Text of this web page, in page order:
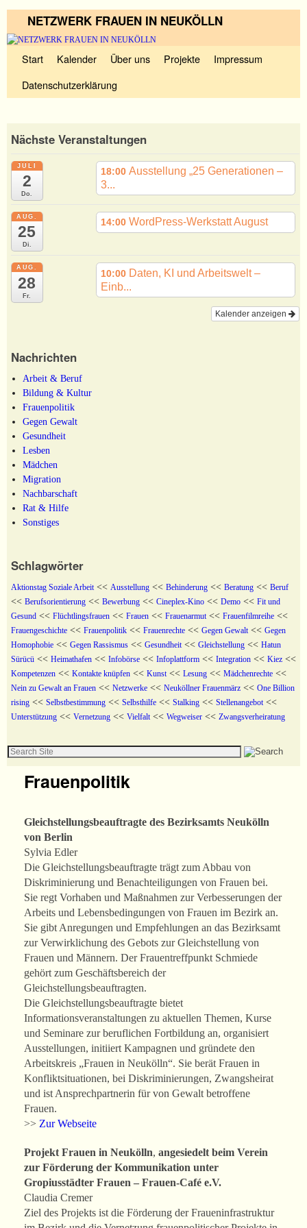
NETZWERK FRAUEN IN NEUKÖLLN
Zum sekundären Inhalt wechseln
Start Kalender Über uns Projekte
Impressum
Datenschutzerklärung
Nächste Veranstaltungen
JULI
2
Do.
18:00 Ausstellung „25 Generationen –
3...
AUG.
25
Di.
14:00 WordPress-Werkstatt August
AUG.
28
Fr.
10:00 Daten, KI und Arbeitswelt –
Einb...
Kalender anzeigen
Nachrichten
Arbeit & Beruf
Bildung & Kultur
Frauenpolitik
Gegen Gewalt
Gesundheit
Lesben
Mädchen
Migration
Nachbarschaft
Rat & Hilfe
Sonstiges
Schlagwörter
Aktionstag Soziale Arbeit<< Ausstellung << Behinderung << Beratung << Beruf
<< Berufsorientierung << Bewerbung << Cineplex-Kino << Demo << Fit und
Gesund << Flüchtlingsfrauen << Frauen << Frauenarmut<< Frauenfilmreihe <<
Frauengeschichte << Frauenpolitik << Frauenrechte << Gegen Gewalt<< Gegen
Homophobie << Gegen Rassismus << Gesundheit<< Gleichstellung << Hatun
Sürücü << Heimathafen << Infobörse << Infoplattform << Integration << Kiez <<
Kompetenzen << Kontakte knüpfen << Kunst<< Lesung << Mädchenrechte <<
Nein zu Gewalt an Frauen << Netzwerke << Neuköllner Frauenmärz << One Billion
rising << Selbstbestimmung << Selbsthilfe << Stalking << Stellenangebot<<
Unterstützung << Vernetzung << Vielfalt<< Wegweiser << Zwangsverheiratung
Frauenpolitik
Gleichstellungsbeauftragte des Bezirksamts Neukölln
von Berlin
Sylvia Edler
Die Gleichstellungsbeauftragte trägt zum Abbau von
Diskriminierung und Benachteiligungen von Frauen bei.
Sie regt Vorhaben und Maßnahmen zur Verbesserungen der
Arbeits und Lebensbedingungen von Frauen im Bezirk an.
Sie gibt Anregungen und Empfehlungen an das Bezirksamt
zur Verwirklichung des Gebots zur Gleichstellung von
Frauen und Männern. Der Frauentreffpunkt Schmiede
gehört zum Geschäftsbereich der
Gleichstellungsbeauftragten.
Die Gleichstellungsbeauftragte bietet
Informationsveranstaltungen zu aktuellen Themen, Kurse
und Seminare zur beruflichen Fortbildung an, organisiert
Ausstellungen, initiiert Kampagnen und gründete den
Arbeitskreis „Frauen in Neukölln“. Sie berät Frauen in
Konfliktsituationen, bei Diskriminierungen, Zwangsheirat
und ist Ansprechpartnerin für von Gewalt betroffene
Frauen.
>> Zur Webseite
Projekt Frauen in Neukölln, angesiedelt beim Verein
zur Förderung der Kommunikation unter
Gropiusstädter Frauen – Frauen-Café e.V.
Claudia Cremer
Ziel des Projekts ist die Förderung der Fraueninfrastruktur